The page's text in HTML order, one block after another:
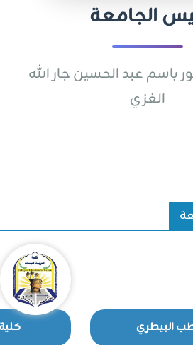
الجامعة
باسم عبد الحسين جار الله
الغزي
البيطري